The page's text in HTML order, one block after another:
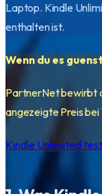
Laptop. Kindle
enthalten ist.
Wenn du es
PartnerNet bewirbt
angezeigte Preis bei
Kindle Unlimited